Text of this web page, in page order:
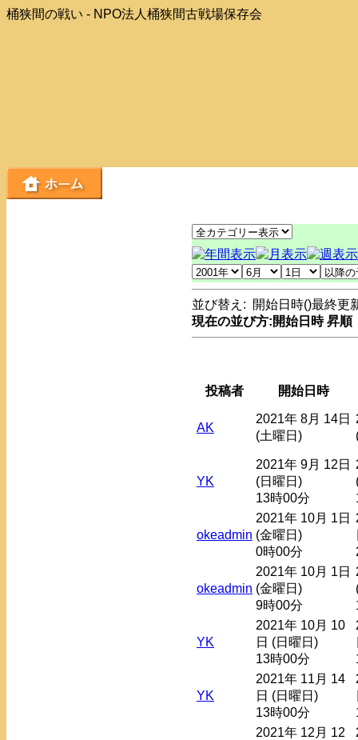
桶狭間の戦い - NPO法人桶狭間古戦場保存会
並び替え: 開始日時()最終更
現在の並び方:開始日時 昇順
投稿者 開始日時
AK
2021年 8月 14日
(土曜日)
YK
2021年 9月 12日
(日曜日)
13時00分
okeadmin
2021年 10月 1日
(金曜日)
0時00分
okeadmin
2021年 10月 1日
(金曜日)
9時00分
YK
2021年 10月 10
日 (日曜日)
13時00分
YK
2021年 11月 14
日 (日曜日)
13時00分
2021年 12月 12